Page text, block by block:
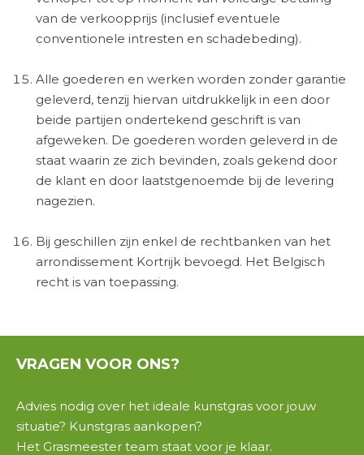
van de verkoopprijs (inclusief eventuele
conventionele intresten en schadebeding).
Alle goederen en werken worden zonder garantie
geleverd, tenzij hiervan uitdrukkelijk in een door
beide partijen ondertekend geschrift is van
afgeweken. De goederen worden geleverd in de
staat waarin ze zich bevinden, zoals gekend door
de klant en door laatstgenoemde bij de levering
nagezien.
Bij geschillen zijn enkel de rechtbanken van het
arrondissement Kortrijk bevoegd. Het Belgisch
recht is van toepassing.
VRAGEN VOOR ONS?
Advies nodig over het ideale kunstgras voor jouw
situatie? Kunstgras aankopen?
Het Grasmeester team staat voor je klaar.